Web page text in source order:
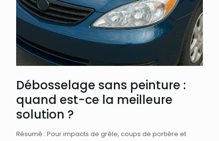
Débosselage sans peinture :
quand est-ce la meilleure
solution ?
Résumé : Pour impacts de grêle, coups de portière et